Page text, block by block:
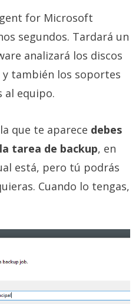
for Microsoft
segundos. Tardará un
analizará los discos
y también los soportes
al equipo.
que te aparece debes
tarea de backup, en
está, pero tú podrás
Cuando lo tengas,